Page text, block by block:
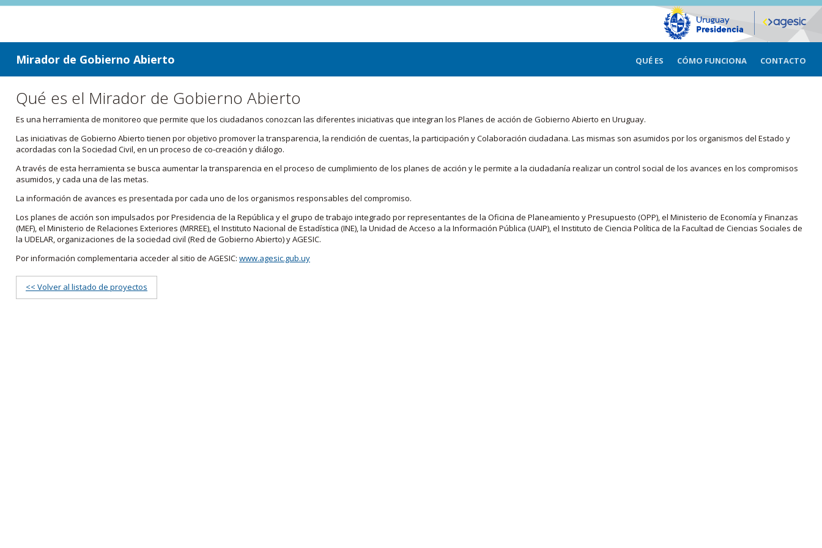
ir a contenido
ir al menú
Mirador de Gobierno Abierto QUÉ ES CÓMO FUNCIONA CONTACTO
Qué es el Mirador de Gobierno Abierto
Es una herramienta de monitoreo que permite que los ciudadanos conozcan las diferentes iniciativas que integran los Planes de acción de Gobierno Abierto en Uruguay.
Las iniciativas de Gobierno Abierto tienen por objetivo promover la transparencia, la rendición de cuentas, la participación y Colaboración ciudadana. Las mismas son asumidos por los organismos del Estado y
acordadas con la Sociedad Civil, en un proceso de co-creación y diálogo.
A través de esta herramienta se busca aumentar la transparencia en el proceso de cumplimiento de los planes de acción y le permite a la ciudadanía realizar un control social de los avances en los compromisos
asumidos, y cada una de las metas.
La información de avances es presentada por cada uno de los organismos responsables del compromiso.
Los planes de acción son impulsados por Presidencia de la República y el grupo de trabajo integrado por representantes de la Oficina de Planeamiento y Presupuesto (OPP), el Ministerio de Economía y Finanzas
(MEF), el Ministerio de Relaciones Exteriores (MRREE), el Instituto Nacional de Estadística (INE), la Unidad de Acceso a la Información Pública (UAIP), el Instituto de Ciencia Política de la Facultad de Ciencias Sociales de
la UDELAR, organizaciones de la sociedad civil (Red de Gobierno Abierto) y AGESIC.
Por información complementaria acceder al sitio de AGESIC: www.agesic.gub.uy
<< Volver al listado de proyectos